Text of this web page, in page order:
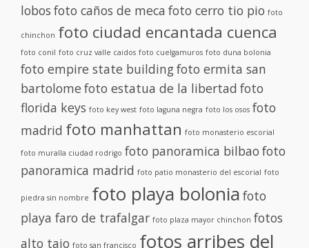
lobos foto caños de meca foto cerro tio pio foto
chinchon foto ciudad encantada cuenca
foto conil foto cruz valle caidos foto cuelgamuros foto duna bolonia
foto empire state buildingfoto ermita san
bartolomefoto estatua de la libertad foto
florida keys foto key west foto laguna negra foto los osos foto
madrid foto manhattan foto monasterio escorial
foto muralla ciudad rodrigo foto panoramica bilbao foto
panoramica madrid foto patio monasterio del escorial foto
piedra sin nombre foto playa bolonia foto
playa faro de trafalgar foto plaza mayor chinchon fotos
alto tajo foto san francisco fotos arribes del